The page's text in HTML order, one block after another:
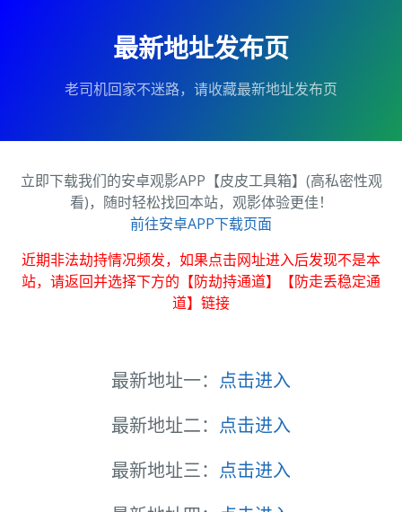
最新地址发布页
老司机回家不迷路，请收藏最新地址发布页
立即下载我们的安卓观影APP【皮皮工具箱】(高私密性观
看)，随时轻松找回本站，观影体验更佳！
前往安卓APP下载页面
近期非法劫持情况频发，如果点击网址进入后发现不是本
站，请返回并选择下方的【防劫持通道】【防走丢稳定通
道】链接
最新地址一： 点击进入
最新地址二： 点击进入
最新地址三： 点击进入